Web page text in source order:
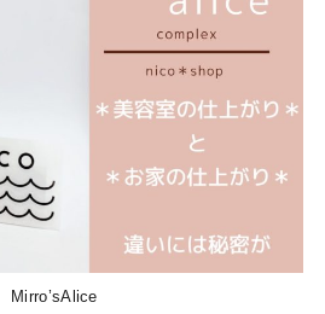
Mirro’sAlice